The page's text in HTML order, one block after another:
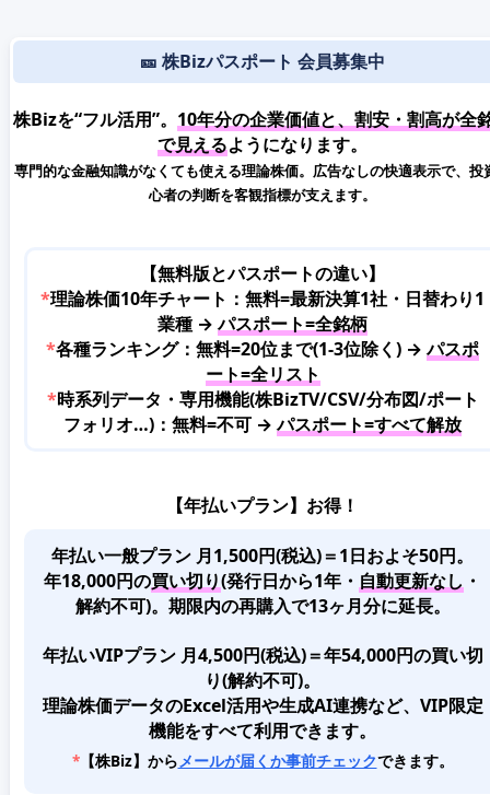
🎫 株Bizパスポート 会員募集中
株Bizを“フル活用”。 10年分の企業価値と、割安・割高が全
で見えるようになります。
専門的な金融知識がなくても使える理論株価。広告なしの快適表示で、投
心者の判断を客観指標が支えます。
【無料版とパスポートの違い】
*理論株価10年チャート：無料=最新決算1社・日替わり1
業種 →パスポート=全銘柄
*各種ランキング：無料=20位まで(1-3位除く) →パスポ
ート=全リスト
*時系列データ・専用機能(株BizTV/CSV/分布図/ポート
フォリオ…)：無料=不可 →パスポート=すべて解放
【年払いプラン】お得！
年払い一般プラン 月1,500円(税込)＝1日およそ50円。
年18,000円の買い切り(発行日から1年・ 自動更新なし ・
解約不可)。期限内の再購入で13ヶ月分に延長。
年払いVIPプラン 月4,500円(税込)＝年54,000円の買い切
り(解約不可)。
理論株価データのExcel活用や生成AI連携など、VIP限定
機能をすべて利用できます。
*【株Biz】からメールが届くか事前チェックできます。